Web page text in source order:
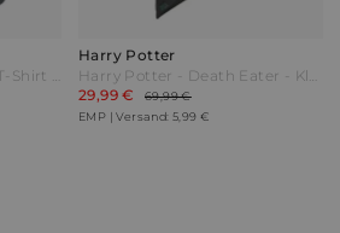
Harry Potter - Leviosa - T-Shirt - dunkelgrau meliert
Harry Potter
Harry Potter - Death Eater - Kleid knielang - schwarz - EMP Exklusiv!
29,99 €
69,99 €
EMP | Versand: 5,99 €